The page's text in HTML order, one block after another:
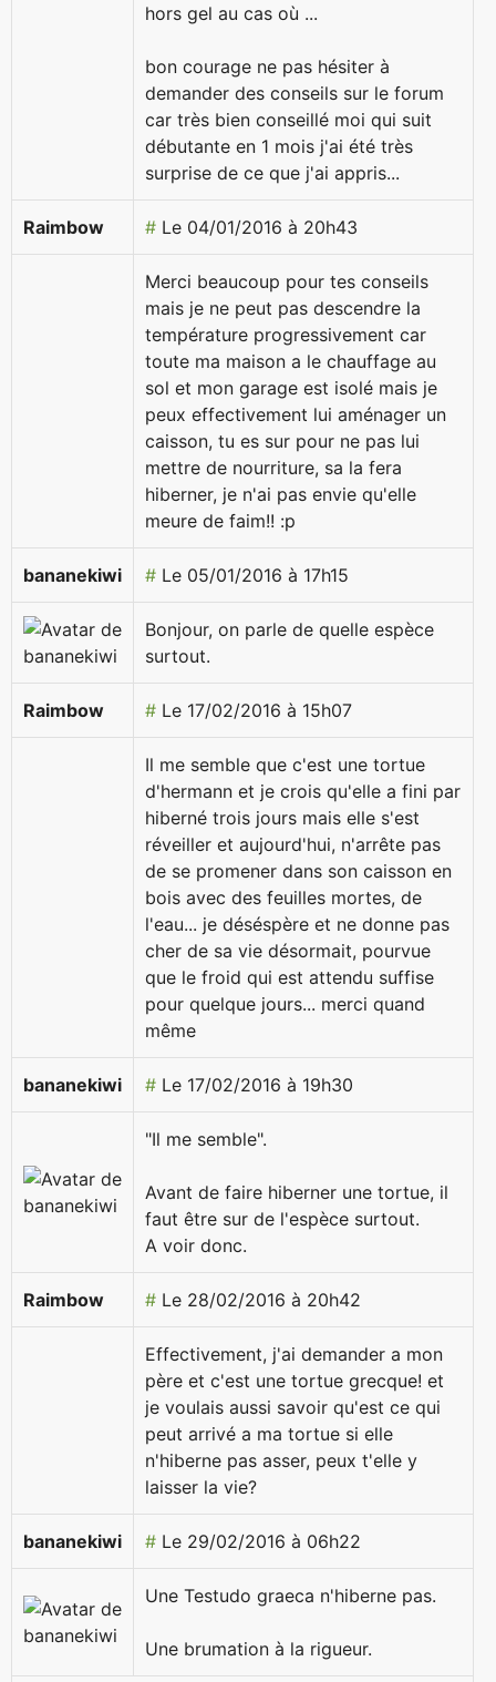
hors gel au cas où ...
bon courage ne pas hésiter à
demander des conseils sur le forum
car très bien conseillé moi qui suit
débutante en 1 mois j'ai été très
surprise de ce que j'ai appris...
Raimbow # Le 04/01/2016 à 20h43
Merci beaucoup pour tes conseils
mais je ne peut pas descendre la
température progressivement car
toute ma maison a le chauffage au
sol et mon garage est isolé mais je
peux effectivement lui aménager un
caisson, tu es sur pour ne pas lui
mettre de nourriture, sa la fera
hiberner, je n'ai pas envie qu'elle
meure de faim!! :p
bananekiwi # Le 05/01/2016 à 17h15
Bonjour, on parle de quelle espèce
surtout.
Raimbow # Le 17/02/2016 à 15h07
Il me semble que c'est une tortue
d'hermann et je crois qu'elle a fini par
hiberné trois jours mais elle s'est
réveiller et aujourd'hui, n'arrête pas
de se promener dans son caisson en
bois avec des feuilles mortes, de
l'eau... je déséspère et ne donne pas
cher de sa vie désormait, pourvue
que le froid qui est attendu suffise
pour quelque jours... merci quand
même
bananekiwi # Le 17/02/2016 à 19h30
"Il me semble".
Avant de faire hiberner une tortue, il
faut être sur de l'espèce surtout.
A voir donc.
Raimbow # Le 28/02/2016 à 20h42
Effectivement, j'ai demander a mon
père et c'est une tortue grecque! et
je voulais aussi savoir qu'est ce qui
peut arrivé a ma tortue si elle
n'hiberne pas asser, peux t'elle y
laisser la vie?
bananekiwi # Le 29/02/2016 à 06h22
Une Testudo graeca n'hiberne pas.
Une brumation à la rigueur.